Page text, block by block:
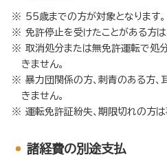
55歳までの方が対象となります。
免許停止を受けたことがある方
取消処分または無免許運転で処
きません。
暴力団関係の方、刺青のある方
きません。
運転免許証紛失、期限切れの方は
諸経費の別途支払